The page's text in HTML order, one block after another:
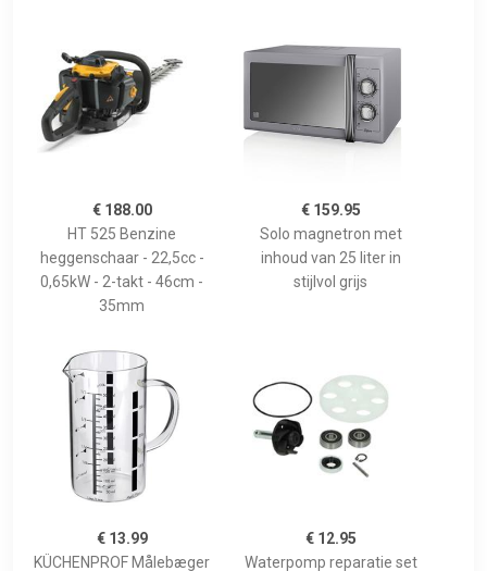
€ 188.00
HT 525 Benzine
heggenschaar - 22,5cc -
0,65kW - 2-takt - 46cm -
35mm
€ 159.95
Solo magnetron met
inhoud van 25 liter in
stijlvol grijs
€ 13.99
KÜCHENPROF Målebæger
€ 12.95
Waterpomp reparatie set